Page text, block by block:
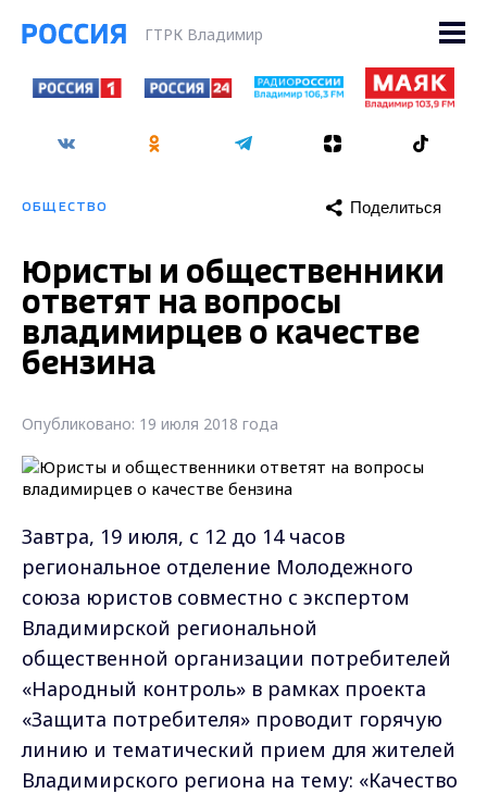
ГТРК Владимир
ОБЩЕСТВО Поделиться
Юристы и общественники
ответят на вопросы
владимирцев о качестве
бензина
Опубликовано: 19 июля 2018 года
Завтра, 19 июля, с 12 до 14 часов
региональное отделение Молодежного
союза юристов совместно с экспертом
Владимирской региональной
общественной организации потребителей
«Народный контроль» в рамках проекта
«Защита потребителя» проводит горячую
линию и тематический прием для жителей
Владимирского региона на тему: «Качество